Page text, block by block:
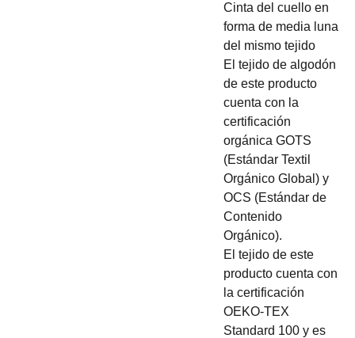
Cinta del cuello en
forma de media luna
del mismo tejido
El tejido de algodón
de este producto
cuenta con la
certificación
orgánica GOTS
(Estándar Textil
Orgánico Global) y
OCS (Estándar de
Contenido
Orgánico).
El tejido de este
producto cuenta con
la certificación
OEKO-TEX
Standard 100 y es